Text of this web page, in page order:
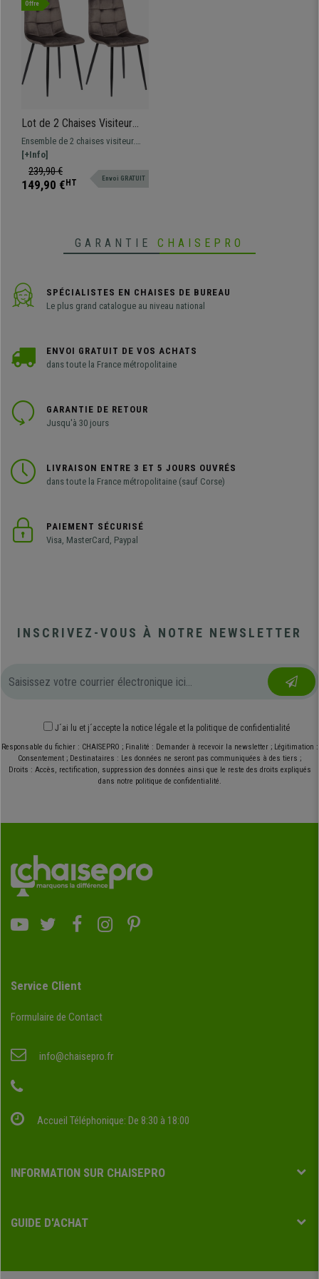
Offre
Lot de 2 Chaises Visiteur
RIAD, Structure Métallique
Robuste, Velours Gris
Ensemble de 2 chaises visiteur.
Chaque chaise revient à 84,95 €
Design moderne disponible en
plusieurs coloris.
[+Info]
239,90 €
149,90 € HT Envoi GRATUIT
GARANTIE CHAISEPRO
SPÉCIALISTES EN CHAISES DE BUREAU
Le plus grand catalogue au niveau national
ENVOI GRATUIT DE VOS ACHATS
dans toute la France métropolitaine
GARANTIE DE RETOUR
Jusqu'à 30 jours
LIVRAISON ENTRE 3 ET 5 JOURS OUVRÉS
dans toute la France métropolitaine (sauf Corse)
PAIEMENT SÉCURISÉ
Visa, MasterCard, Paypal
INSCRIVEZ-VOUS À NOTRE NEWSLETTER
J´ai lu et j´accepte la notice légale et la politique de confidentialité
Responsable du fichier : CHAISEPRO ; Finalité : Demander à recevoir la newsletter ; Légitimation :
Consentement ; Destinataires : Les données ne seront pas communiquées à des tiers ;
Droits : Accès, rectification, suppression des données ainsi que le reste des droits expliqués
dans notre politique de confidentialité.
Service Client
Formulaire de Contact
info@chaisepro.fr
Accueil Téléphonique: De 8:30 à 18:00
INFORMATION SUR CHAISEPRO
GUIDE D'ACHAT